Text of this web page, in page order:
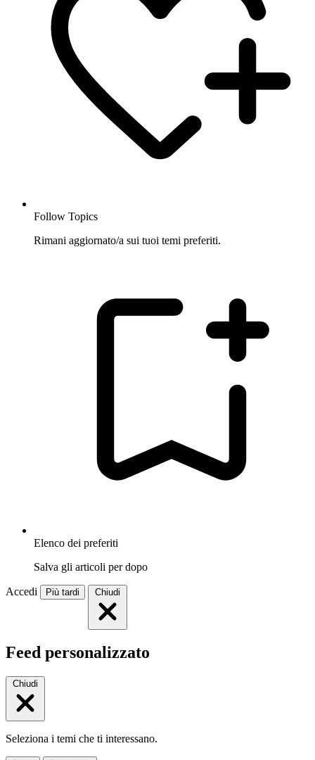
Follow Topics
Rimani aggiornato/a sui tuoi temi preferiti.
Elenco dei preferiti
Salva gli articoli per dopo
Accedi Più tardi Chiudi
Feed personalizzato
Chiudi
Seleziona i temi che ti interessano.